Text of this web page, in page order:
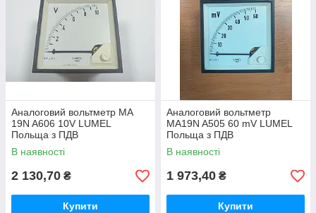
Аналоговий вольтметр MA
19N A606 10V LUMEL
Польща з ПДВ
В наявності
2 130,70 ₴
Купити
Аналоговий вольтметр
MA19N A505 60 mV LUMEL
Польща з ПДВ
В наявності
1 973,40 ₴
Купити